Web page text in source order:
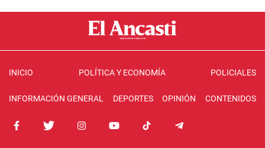
INICIO POLÍTICA Y ECONOMÍA POLICIALES
INFORMACIÓN GENERAL DEPORTES OPINIÓN CONTENIDOS